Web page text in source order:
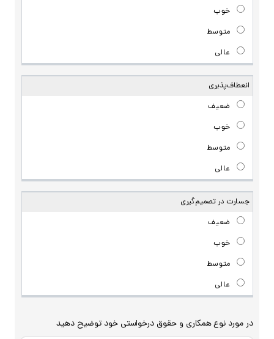
انعطاف‌پذیری
جسارت در تصمیم‌گیری
در مورد نوع همکاری و حقوق درخواستی خود توضیح دهید